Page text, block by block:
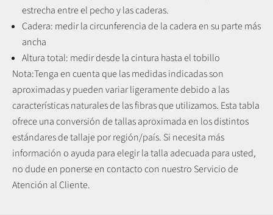
estrecha entre el pecho y las caderas.
Cadera: medir la circunferencia de la cadera en su parte más
ancha
Altura total: medir desde la cintura hasta el tobillo
Nota:Tenga en cuenta que las medidas indicadas son
aproximadas y pueden variar ligeramente debido a las
características naturales de las fibras que utilizamos. Esta tabla
ofrece una conversión de tallas aproximada en los distintos
estándares de tallaje por región/país. Si necesita más
información o ayuda para elegir la talla adecuada para usted,
no dude en ponerse en contacto con nuestro Servicio de
Atención al Cliente.